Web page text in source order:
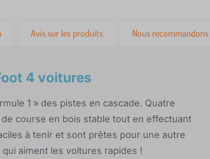
Avis sur les produits Nous
4 voitures
1 » des pistes en cascade. Quatre
course en bois stable tout en effectuant
à tenir et sont prêtes pour une autre
aiment les voitures rapides !